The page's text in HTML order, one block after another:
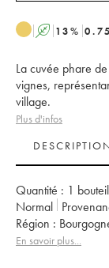
A 13% 0.75
La cuvée phare
vignes,
village.
Plus d'infos
Quantité : 1
Normal
Région :
Propriétaire :
En savoir plus...